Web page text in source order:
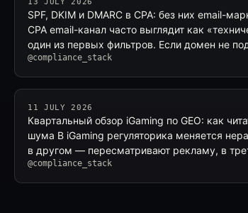
SPF, DKIM и DMARC в CPA: без них email-
CPA email-канал часто выглядит как
один из первых фильтров. Если домен не
@compliance_stack
11 JULY 2026
Квартальный обзор iGaming по GEO: как
шума В iGaming регуляторика меняется
в другом — пересматривают рекламу, в
@compliance_stack